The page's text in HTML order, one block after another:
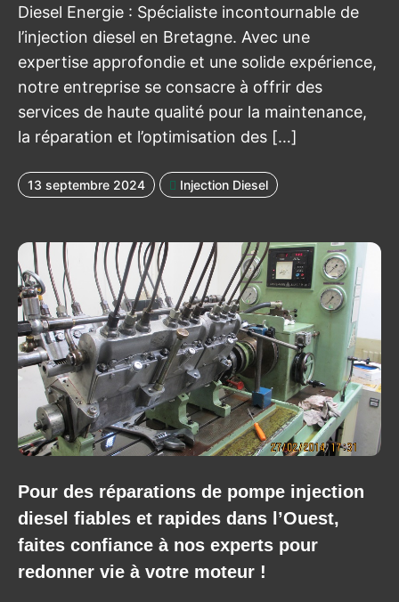
Diesel Energie : Spécialiste incontournable de
l’injection diesel en Bretagne. Avec une
expertise approfondie et une solide expérience,
notre entreprise se consacre à offrir des
services de haute qualité pour la maintenance,
la réparation et l’optimisation des […]
13 septembre 2024 Injection Diesel
Pour des réparations de pompe injection
diesel fiables et rapides dans l’Ouest,
faites confiance à nos experts pour
redonner vie à votre moteur !